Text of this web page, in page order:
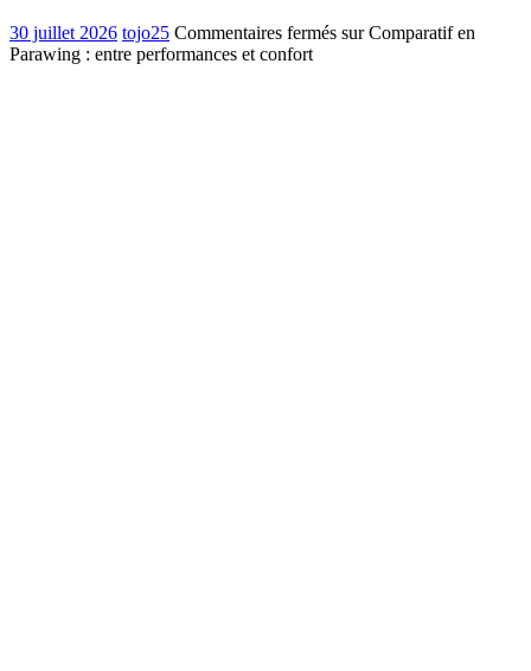
30 juillet 2026 tojo25 Commentaires fermés sur Comparatif en
Parawing : entre performances et confort